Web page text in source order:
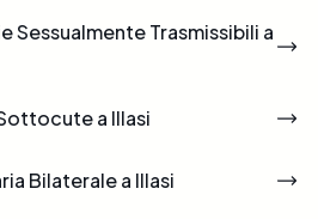
Sessualmente Trasmissibili a
a Illasi
Bilaterale a Illasi